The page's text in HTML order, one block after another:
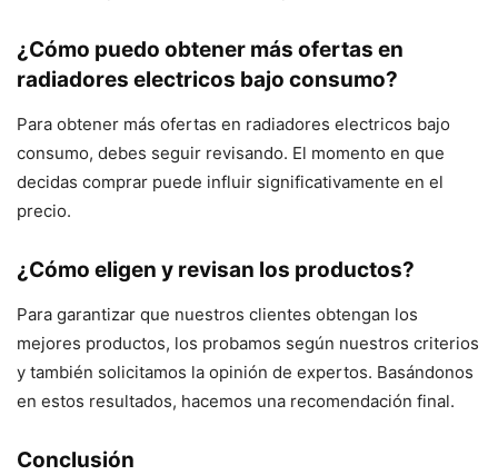
¿Cómo puedo obtener más ofertas en
radiadores electricos bajo consumo?
Para obtener más ofertas en radiadores electricos bajo
consumo, debes seguir revisando. El momento en que
decidas comprar puede influir significativamente en el
precio.
¿Cómo eligen y revisan los productos?
Para garantizar que nuestros clientes obtengan los
mejores productos, los probamos según nuestros criterios
y también solicitamos la opinión de expertos. Basándonos
en estos resultados, hacemos una recomendación final.
Conclusión